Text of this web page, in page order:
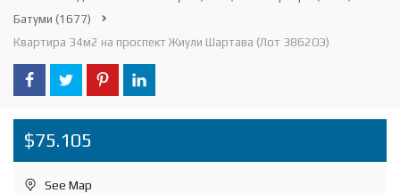
Батуми (1677)
Квартира 34м2 на проспект Жиули Шартава (Лот 3862ОЭ)
$75.105
See Map